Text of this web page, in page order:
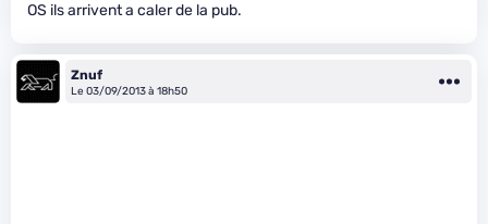
OS ils arrivent a caler de la pub.
Znuf
Le 03/09/2013 à 18h50